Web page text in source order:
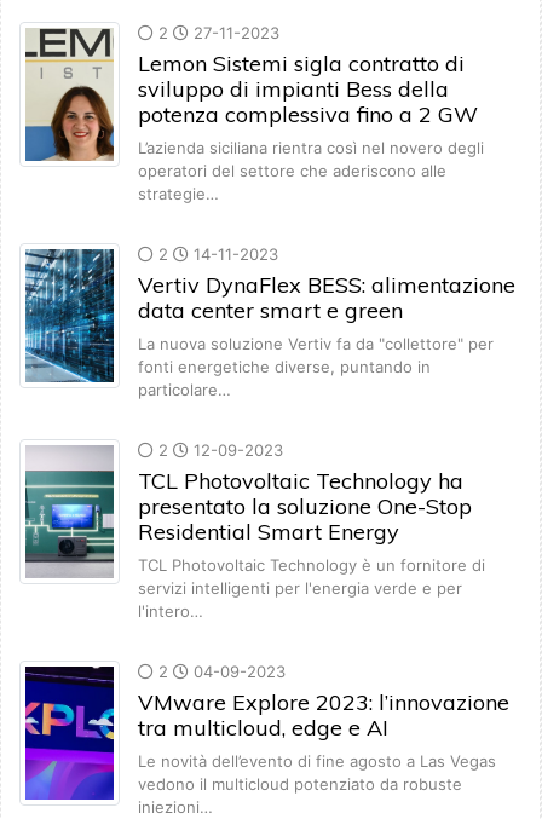
2 27-11-2023
Lemon Sistemi sigla contratto di
sviluppo di impianti Bess della
potenza complessiva fino a 2 GW
L’azienda siciliana rientra così nel novero degli
operatori del settore che aderiscono alle
strategie…
2 14-11-2023
Vertiv DynaFlex BESS: alimentazione
data center smart e green
La nuova soluzione Vertiv fa da "collettore" per
fonti energetiche diverse, puntando in
particolare…
2 12-09-2023
TCL Photovoltaic Technology ha
presentato la soluzione One-Stop
Residential Smart Energy
TCL Photovoltaic Technology è un fornitore di
servizi intelligenti per l'energia verde e per
l'intero…
2 04-09-2023
VMware Explore 2023: l’innovazione
tra multicloud, edge e AI
Le novità dell’evento di fine agosto a Las Vegas
vedono il multicloud potenziato da robuste
iniezioni…